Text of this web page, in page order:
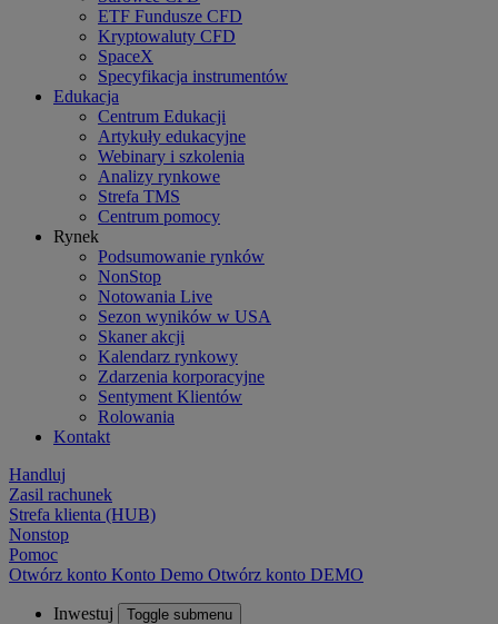
ETF Fundusze CFD
Kryptowaluty CFD
SpaceX
Specyfikacja instrumentów
Edukacja
Centrum Edukacji
Artykuły edukacyjne
Webinary i szkolenia
Analizy rynkowe
Strefa TMS
Centrum pomocy
Rynek
Podsumowanie rynków
NonStop
Notowania Live
Sezon wyników w USA
Skaner akcji
Kalendarz rynkowy
Zdarzenia korporacyjne
Sentyment Klientów
Rolowania
Kontakt
Handluj
Zasil rachunek
Strefa klienta (HUB)
Nonstop
Pomoc
Otwórz konto Konto Demo Otwórz konto DEMO
Inwestuj Toggle submenu